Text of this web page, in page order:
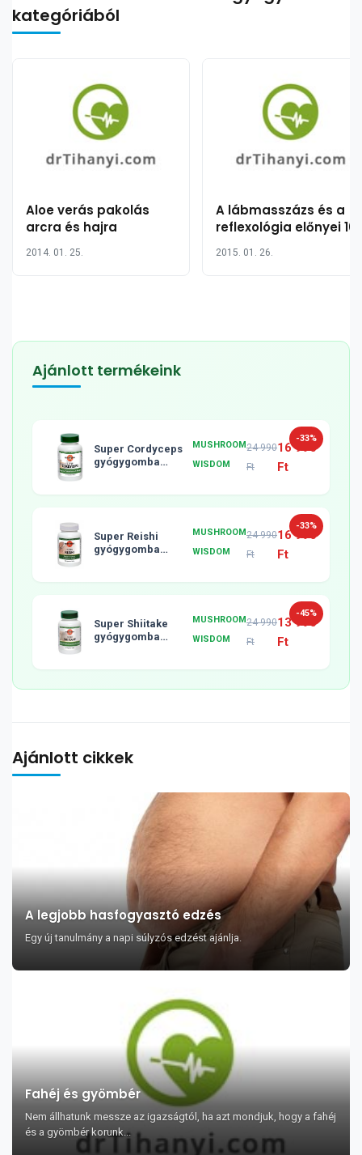
kategóriából
Aloe verás pakolás
arcra és hajra
2014. 01. 25.
A lábmasszázs és a
reflexológia előnyei 10
2015. 01. 26.
Ajánlott termékeink
-33%
Super Cordyceps
gyógygomba
MUSHROOM
WISDOM
24 990
Ft
16 990
Ft
-33%
Super Reishi
gyógygomba
MUSHROOM
WISDOM
24 990
Ft
16 990
Ft
-45%
Super Shiitake
gyógygomba
MUSHROOM
WISDOM
24 990
Ft
13 990
Ft
Ajánlott cikkek
A legjobb hasfogyasztó edzés
Egy új tanulmány a napi súlyzós edzést ajánlja.
Fahéj és gyömbér
Nem állhatunk messze az igazságtól, ha azt mondjuk, hogy a fahéj
és a gyömbér korunk...